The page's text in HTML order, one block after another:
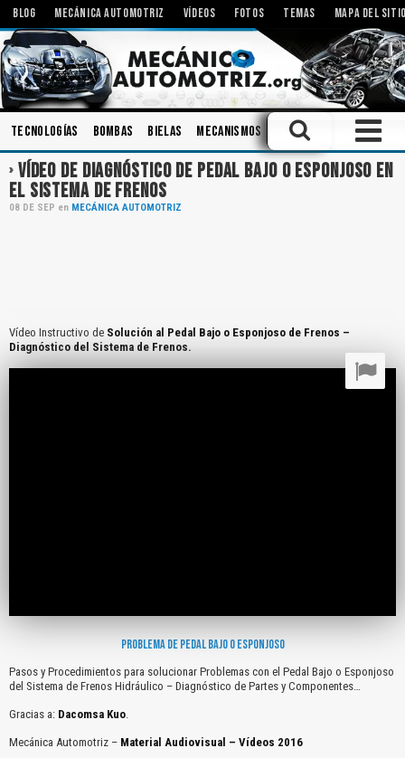
BLOG MECÁNICA AUTOMOTRIZ VÍDEOS FOTOS TEMAS MAPA DEL
Tecnologías Bombas Bielas Mecanismos Diagnóstico
VÍDEO DE DIAGNÓSTICO DE PEDAL BAJO O ESPONJOSO EN
EL SISTEMA DE FRENOS
08 DE SEP en MECÁNICA AUTOMOTRIZ
Vídeo Instructivo de Solución al Pedal Bajo o Esponjoso de Frenos –
Diagnóstico del Sistema de Frenos.
PROBLEMA DE PEDAL BAJO O ESPONJOSO
Pasos y Procedimientos para solucionar Problemas con el Pedal Bajo o Esponjoso
del Sistema de Frenos Hidráulico – Diagnóstico de Partes y Componentes…
Gracias a: Dacomsa Kuo.
Mecánica Automotriz – Material Audiovisual – Vídeos 2016